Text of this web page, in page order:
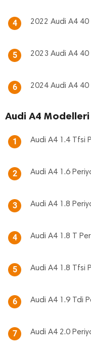
4 2022 Audi A4 40
5 2023 Audi A4 40
6 2024 Audi A4 40
Audi A4 Modelleri
1 Audi A4 1.4 Tfsi
2 Audi A4 1.6
3 Audi A4 1.8
4 Audi A4 1.8 T
5 Audi A4 1.8 Tfsi
6 Audi A4 1.9 Tdi
7 Audi A4 2.0